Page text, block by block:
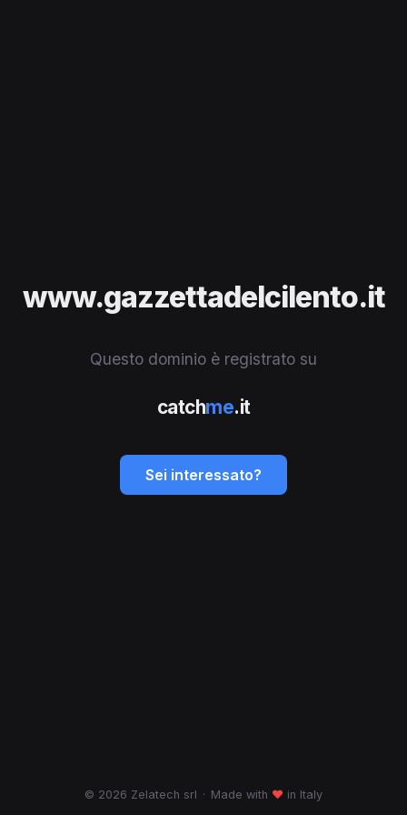
www.gazzettadelcilento.it
Questo dominio è registrato su
catchme.it
Sei interessato?
© 2026 Zelatech srl · Made with ♥ in Italy